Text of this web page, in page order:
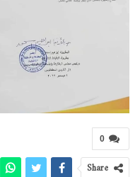
0
Share